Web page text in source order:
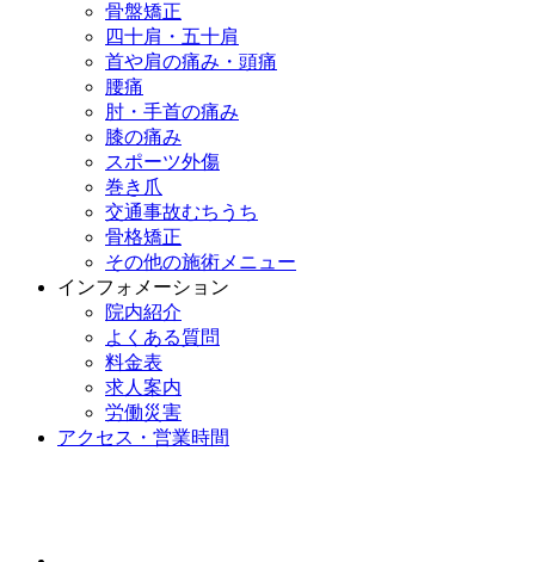
骨盤矯正
四十肩・五十肩
首や肩の痛み・頭痛
腰痛
肘・手首の痛み
膝の痛み
スポーツ外傷
巻き爪
交通事故むちうち
骨格矯正
その他の施術メニュー
インフォメーション
院内紹介
よくある質問
料金表
求人案内
労働災害
アクセス・営業時間